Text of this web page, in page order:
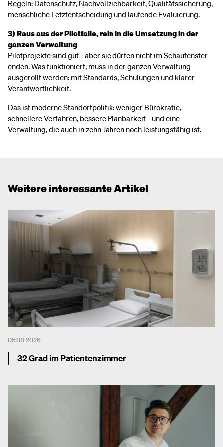
Regeln: Datenschutz, Nachvollziehbarkeit, Qualitätssicherung,
menschliche Letztentscheidung und laufende Evaluierung.
3) Raus aus der Pilotfalle, rein in die Umsetzung in der
ganzen Verwaltung
Pilotprojekte sind gut - aber sie dürfen nicht im Schaufenster
enden. Was funktioniert, muss in der ganzen Verwaltung
ausgerollt werden: mit Standards, Schulungen und klarer
Verantwortlichkeit.
Das ist moderne Standortpolitik: weniger Bürokratie,
schnellere Verfahren, bessere Planbarkeit - und eine
Verwaltung, die auch in zehn Jahren noch leistungsfähig ist.
Weitere interessante Artikel
05.08.2026
32 Grad im Patientenzimmer